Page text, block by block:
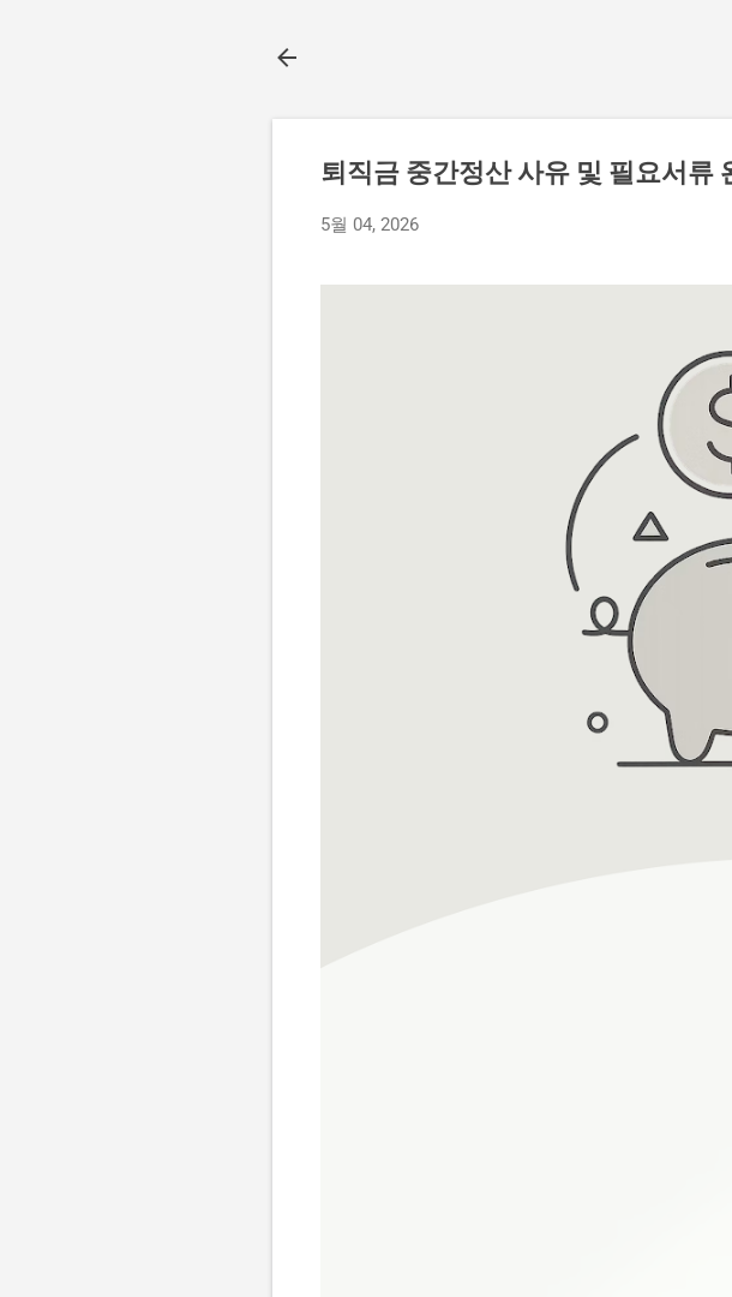
퇴직금 중간정산 사유 및 필요서류
5월 04, 2026